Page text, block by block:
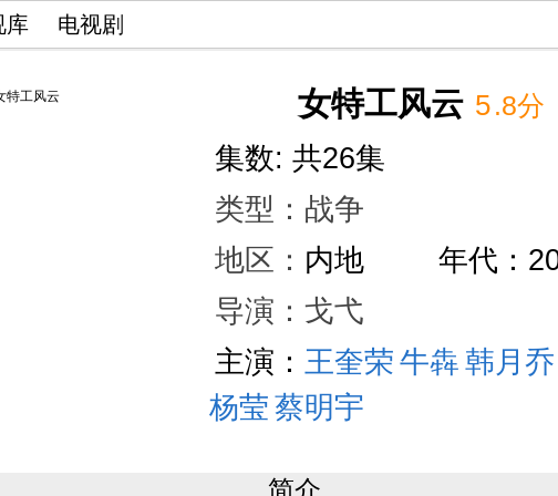
库 电视剧
女特工风云 5.8分
集数: 共26集
类型： 战争
地区： 内地 年代：
导演：戈弋
主演： 王奎荣 牛犇 韩月乔
杨莹 蔡明宇
讲述了一批因被骗而被迫成为国民党军统局
简介